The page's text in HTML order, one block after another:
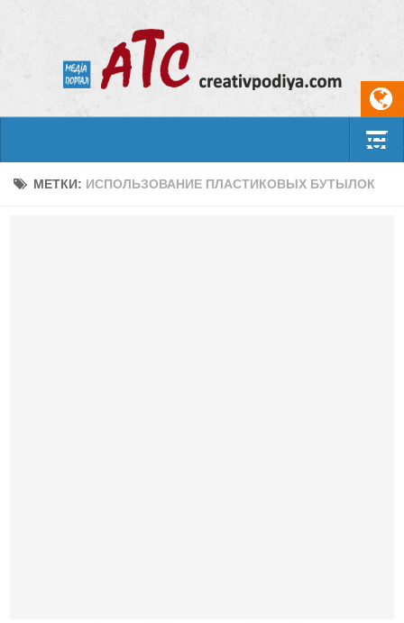
События
МЕТКИ: ИСПОЛЬЗОВАНИЕ ПЛАСТИКОВЫХ БУТЫЛОК